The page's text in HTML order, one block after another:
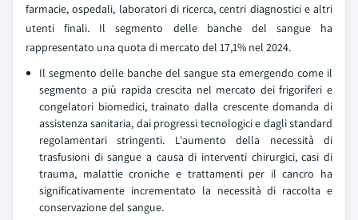
farmacie, ospedali, laboratori di ricerca, centri diagnostici e altri
utenti finali. Il segmento delle banche del sangue ha
rappresentato una quota di mercato del 17,1% nel 2024.
Il segmento delle banche del sangue sta emergendo come il
segmento a più rapida crescita nel mercato dei frigoriferi e
congelatori biomedici, trainato dalla crescente domanda di
assistenza sanitaria, dai progressi tecnologici e dagli standard
regolamentari stringenti. L'aumento della necessità di
trasfusioni di sangue a causa di interventi chirurgici, casi di
trauma, malattie croniche e trattamenti per il cancro ha
significativamente incrementato la necessità di raccolta e
conservazione del sangue.